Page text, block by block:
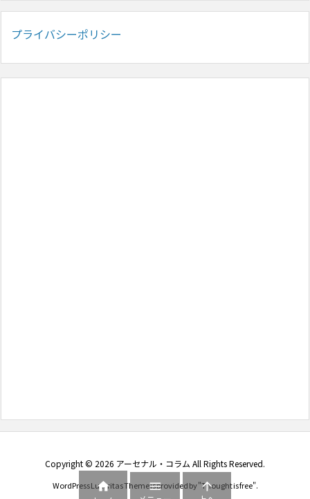
プライバシーポリシー
Copyright © 2026 アーセナル・コラム All Rights Reserved.
WordPress Luxeritas Theme is provided by "Thought is free".
  